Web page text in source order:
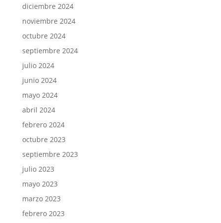
diciembre 2024
noviembre 2024
octubre 2024
septiembre 2024
julio 2024
junio 2024
mayo 2024
abril 2024
febrero 2024
octubre 2023
septiembre 2023
julio 2023
mayo 2023
marzo 2023
febrero 2023